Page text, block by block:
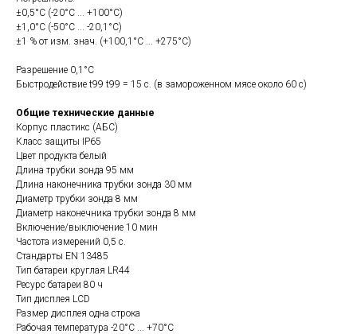
±0,5°C (-20°C ... +100°C)
±1,0°C (-50°C ... -20,1°C)
±1 % от изм. знач. (+100,1°C ... +275°C)
Разрешение 0,1°C
Быстродействие t99 t99 = 15 с. (в замороженном мясе около 60 с)
Общие технические данные
Корпус пластикc (АБС)
Класс защиты IP65
Цвет продукта белый
Длина трубки зонда 95 мм
Длина наконечника трубки зонда 30 мм
Диаметр трубки зонда 8 мм
Диаметр наконечника трубки зонда 8 мм
Включение/выключение 10 мин
Частота измерений 0,5 с.
Стандарты EN 13485
Тип батареи круглая LR44
Ресурс батареи 80 ч
Тип дисплея LCD
Размер дисплея одна строка
Рабочая температура -20°C ... +70°C